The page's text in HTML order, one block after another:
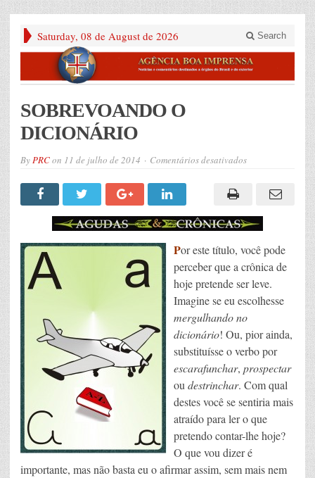
Saturday, 08 de August de 2026 Search
SOBREVOANDO O
DICIONÁRIO
ByPRCon 11 de julho de 2014 Comentários desativadosem
SOBREVOANDO
DICIONÁRIO
Por este título, você pode
perceber que a crônica de
hoje pretende ser leve.
Imagine se eu escolhesse
mergulhando no
dicionário! Ou, pior ainda,
substituísse o verbo por
escarafunchar, prospectar
oudestrinchar. Com qual
destes você se sentiria mais
atraído para ler o que
pretendo contar-lhe hoje?
O que vou dizer é
importante, mas não basta eu o afirmar assim, sem mais nem